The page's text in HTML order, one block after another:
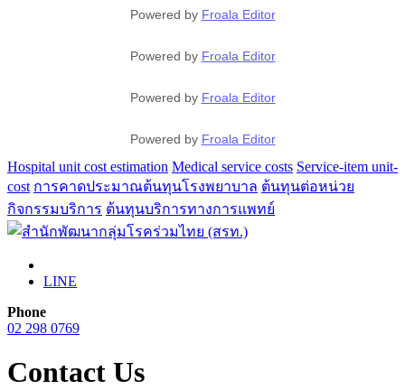
Powered by Froala Editor
Powered by Froala Editor
Powered by Froala Editor
Powered by Froala Editor
Hospital unit cost estimation Medical service costs Service-item unit-
cost การคาดประมาณต้นทุนโรงพยาบาล ต้นทุนต่อหน่วย
กิจกรรมบริการ ต้นทุนบริการทางการแพทย์
LINE
Phone
02 298 0769
Contact Us